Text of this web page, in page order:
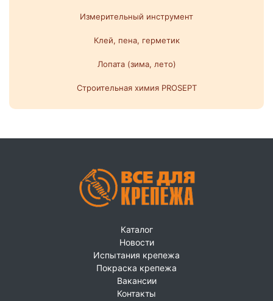
Измерительный инструмент
Клей, пена, герметик
Лопата (зима, лето)
Строительная химия PROSEPT
Каталог
Новости
Испытания крепежа
Покраска крепежа
Вакансии
Контакты